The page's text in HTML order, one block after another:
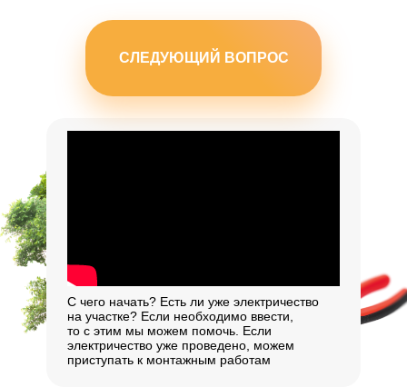
СЛЕДУЮЩИЙ ВОПРОС
С чего начать? Есть ли уже электричество
на участке? Если необходимо ввести,
то с этим мы можем помочь. Если
электричество уже проведено, можем
приступать к монтажным работам